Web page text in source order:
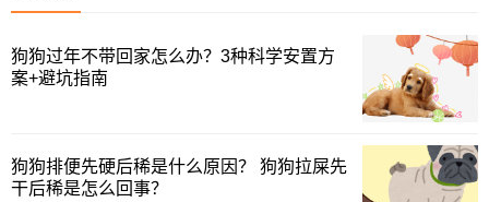
狗狗过年不带回家怎么办？3种科学安置方
案+避坑指南
狗狗排便先硬后稀是什么原因？ 狗狗拉屎先
干后稀是怎么回事？